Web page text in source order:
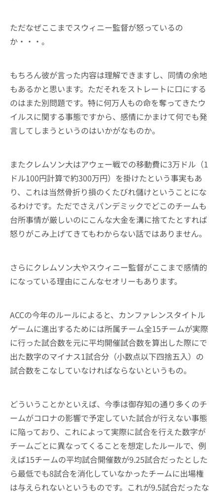
ただなぜここまでスウィニー監督が怒っているの
か・・・。
もちろん彼が言った内容は理解できますし、同情の余地
もあるかと思います。ただそれをストレートに口にする
のはまた別問題です。特に何万人もの命を奪ってきたウ
イルスに関する事態ですから、感情にかまけて何でも発
言してしまうというのはいかがなものか。
またクレムソン大はアウェー戦での移動費に3万ドル（1
ドル100円計算で約300万円）を掛けたという事実もあ
り、これは当然骨折り損のくたびれ儲けということにな
るわけです。ただでさえパンデミックでどこのチームも
台所事情が厳しいのにこんな大金を溝に捨てたとすれば
怒りがこみ上げてきてもわからない話ではありません。
さらにクレムソン大やスウィニー監督がここまで感情的
になっている理由にこんなセオリーもあります。
ACCの今年のルールによると、カンファレンスタイトル
ゲームに進出するためには所属チーム全15チームが実際
に行った試合数を元に平均開催試合数を算出した際にで
出た数字のマイナス1試合分（小数点以下四捨五入）の
試合数をこなしていなければならないというもの。
どういうことかといえば、今季は御存知の通り多くのチ
ームがコロナの影響で予定していた試合が行えない事態
に陥っており、これによって実際に試合を行えた数字が
チームごとに異なってくることを想定したルールで、例
えば15チームの平均試合開催数が9.25試合だったとした
ら最低でも8試合を消化していなかったチームに出場権
は与えられないというものです。これが9.5試合だったな